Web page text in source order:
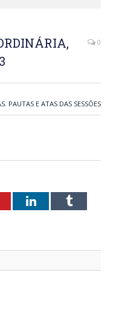
0
, PAUTAS E ATAS DAS SESSÕES
LinkedInTumblr